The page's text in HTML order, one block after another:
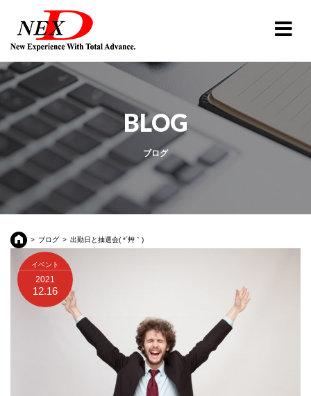
BLOG
ブログ
ブログ 出勤日と抽選会( *´艸｀)
イベント
2021
12.16